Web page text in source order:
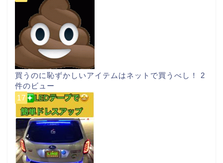
買うのに恥ずかしいアイテムはネットで買うべし！ 2
件のビュー